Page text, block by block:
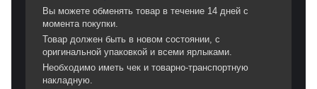
Вы можете обменять товар в течение 14 дней с
момента покупки.
Товар должен быть в новом состоянии, с
оригинальной упаковкой и всеми ярлыками.
Необходимо иметь чек и товарно-транспортную
накладную.